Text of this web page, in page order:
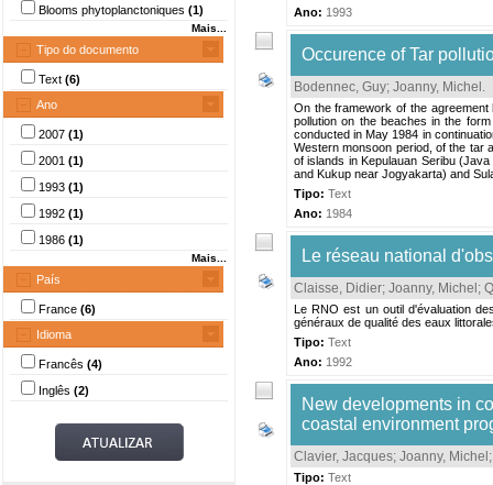
Blooms phytoplanctoniques (1)
Mais...
Tipo do documento
Text (6)
Ano
2007 (1)
2001 (1)
1993 (1)
1992 (1)
1986 (1)
Mais...
País
France (6)
Idioma
Francês (4)
Inglês (2)
Ano: 1993
Occurence of Tar
Bodennec, Guy; Joanny, Michel .
On the framework of the
pollution on the beaches in the
conducted in May 1984 in
Western monsoon period, of the tar
of islands in Kepulauan Seribu
and Kukup near Jogyakarta) and
Tipo: Text
Ano: 1984
Le réseau national
Claisse, Didier; Joanny, Michel ;
Le RNO est un outil d'évaluation
généraux de qualité des eaux
Tipo: Text
Ano: 1992
New developments in
coastal environment
Clavier, Jacques; Joanny, Michel
Tipo: Text